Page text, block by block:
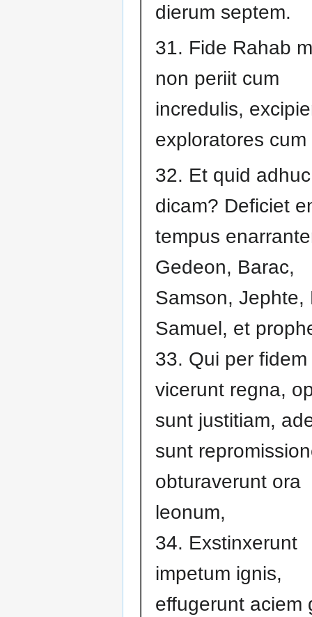
dierum septem.
31. Fide Rahab
non periit cum
incredulis,
exploratores
32. Et quid adhuc
dicam? Deficiet
tempus
Gedeon, Barac,
Samson, Jephte,
Samuel, et
33. Qui per fidem
vicerunt regna,
sunt justitiam,
sunt
obturaverunt ora
leonum,
34. Exstinxerunt
impetum ignis,
effugerunt aciem